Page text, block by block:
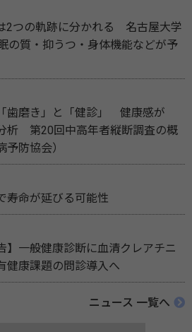
2つの軌跡に分かれる 名古屋大学
の質・抑うつ・身体機能などが予
歯磨き」と「健診」 健康感が
析 第20回中高年者縦断調査の概
防協会）
寿命が延びる可能性
】一般健康診断に血清クレアチニ
康課題の問診導入へ
ニュース 一覧へ